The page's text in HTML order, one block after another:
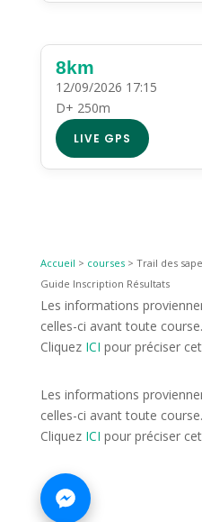
8km
12/09/2026 17:15
D+ 250m
LIVE GPS
Accueil > courses> Trail des
Guide Inscription Résultats
Les informations
celles-ci avant toute course.
Cliquez ICI pour préciser
Les informations
celles-ci avant toute course.
Cliquez ICI pour préciser